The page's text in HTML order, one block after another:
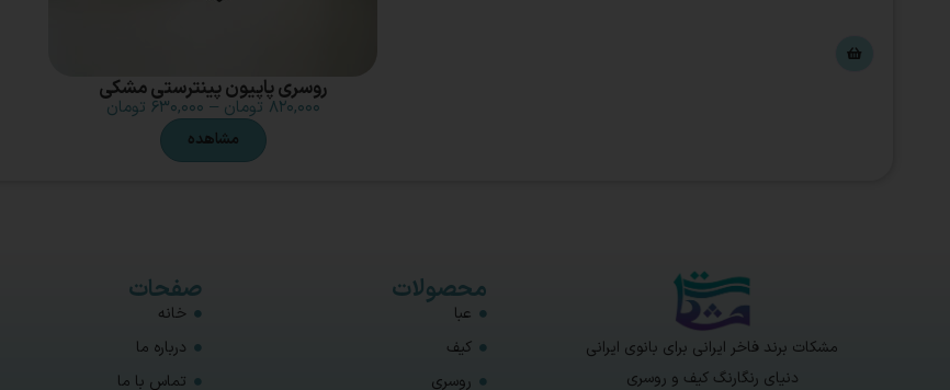
روسری پاپیون پینترستی مشکی
۸۲۰,۰۰۰ تومان – ۶۳۰,۰۰۰ تومان
مشاهده
مشکات برند فاخر ایرانی برای بانوی ایرانی
دنیای رنگارنگ کیف و روسری
محصولات
عبا
کیف
روسری
صفحات
خانه
درباره ما
تماس با ما